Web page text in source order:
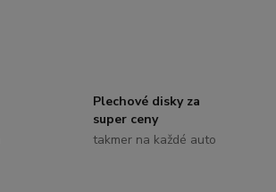
Plechové disky za
super ceny
takmer na každé auto